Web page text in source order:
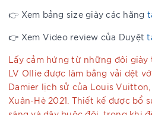
👉 Xem bảng size giày các hãng
👉 Xem Video review của Duyệt
Lấy cảm hứng từ những đôi
LV Ollie được làm bằng vải dệt
Damier lịch sử của Louis
Xuân-Hè 2021. Thiết kế được bổ